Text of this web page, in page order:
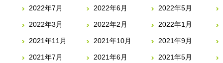
2022年7月 2022年6月 2022年5月
2022年3月 2022年2月 2022年1月
2021年11月 2021年10月 2021年9月
2021年7月 2021年6月 2021年5月